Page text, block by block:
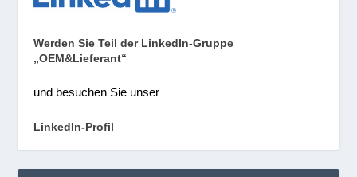
Werden Sie Teil der LinkedIn-Gruppe
„OEM&Lieferant“
und besuchen Sie unser
LinkedIn-Profil